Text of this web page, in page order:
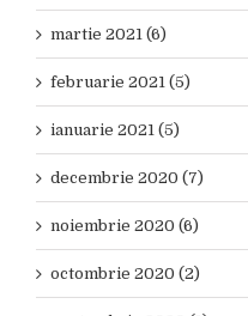
martie 2021 (6)
februarie 2021 (5)
ianuarie 2021 (5)
decembrie 2020 (7)
noiembrie 2020 (6)
octombrie 2020 (2)